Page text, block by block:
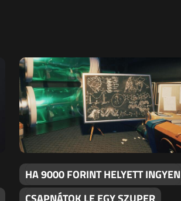
HA 9000 FORINT HELYETT INGYEN